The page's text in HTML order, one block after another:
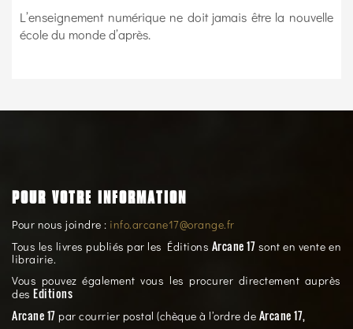
L’enseignement numérique ne doit jamais être la nouvelle
école du monde d’après.
POUR VOTRE INFORMATION
Pour nous joindre : info.arcane17@orange.fr
Tous les livres publiés par les Éditions Arcane 17 sont en vente en
librairie.
Vous pouvez également vous les procurer directement auprès
des Editions
Arcane 17 par courrier postal (chèque à l’ordre de Arcane 17,